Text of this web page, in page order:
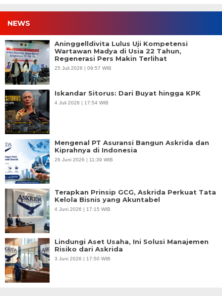
NEWS
Aninggelldivita Lulus Uji Kompetensi
Wartawan Madya di Usia 22 Tahun,
Regenerasi Pers Makin Terlihat
25 Juli 2026 | 09:57 WIB
Iskandar Sitorus: Dari Buyat hingga KPK
4 Juli 2026 | 17:54 WIB
Mengenal PT Asuransi Bangun Askrida dan
Kiprahnya di Indonesia
26 Juni 2026 | 11:39 WIB
Terapkan Prinsip GCG, Askrida Perkuat Tata
Kelola Bisnis yang Akuntabel
4 Juni 2026 | 17:15 WIB
Lindungi Aset Usaha, Ini Solusi Manajemen
Risiko dari Askrida
3 Juni 2026 | 17:50 WIB